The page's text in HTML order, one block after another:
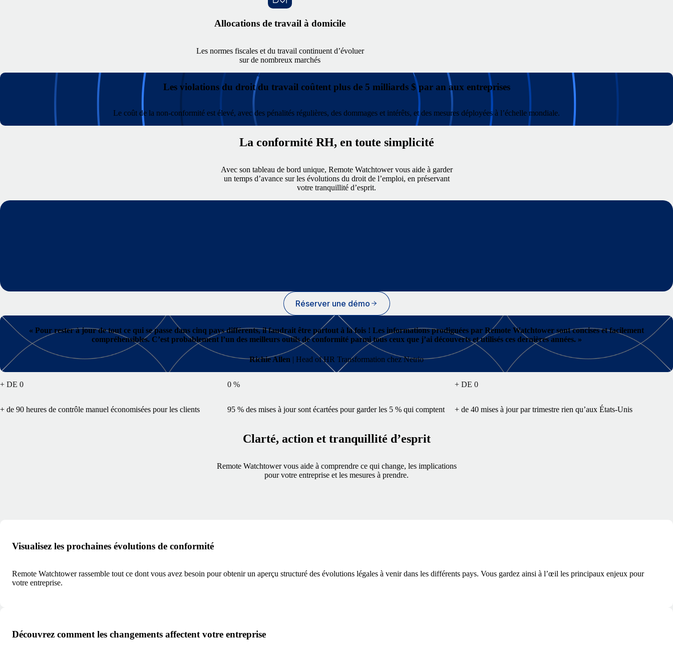
Allocations de travail à domicile
Les normes fiscales et du travail continuent d’évoluer
sur de nombreux marchés
Les violations du droit du travail coûtent plus de 5 milliards $ par an aux entreprises
Le coût de la non-conformité est élevé, avec des pénalités régulières, des dommages et intérêts, et des mesures déployées à l’échelle mondiale.
La conformité RH, en toute simplicité
Avec son tableau de bord unique, Remote Watchtower vous aide à garder
un temps d’avance sur les évolutions du droit de l’emploi, en préservant
votre tranquillité d’esprit.
Réserver une démo
« Pour rester à jour de tout ce qui se passe dans cinq pays différents, il faudrait être partout à la fois ! Les informations prodiguées par Remote Watchtower sont concises et facilement
compréhensibles. C’est probablement l’un des meilleurs outils de conformité parmi tous ceux que j’ai découverts et utilisés ces dernières années. »
Richie Allen | Head of HR Transformation chez Netrio
+ DE 0
+ de 90 heures de contrôle manuel économisées pour les clients
0 %
95 % des mises à jour sont écartées pour garder les 5 % qui comptent
+ DE 0
+ de 40 mises à jour par trimestre rien qu’aux États-Unis
Clarté, action et tranquillité d’esprit
Remote Watchtower vous aide à comprendre ce qui change, les implications
pour votre entreprise et les mesures à prendre.
Visualisez les prochaines évolutions de conformité
Remote Watchtower rassemble tout ce dont vous avez besoin pour obtenir un aperçu structuré des évolutions légales à venir dans les différents pays. Vous gardez ainsi à l’œil les principaux enjeux pour
votre entreprise.
Découvrez comment les changements affectent votre entreprise